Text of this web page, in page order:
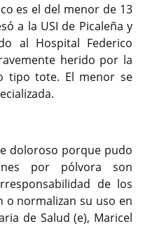
es el del menor de 13
a la USI de Picaleña y
al Hospital Federico
herido por la
tipo tote. El menor se
doloroso porque pudo
por pólvora son
de los
normalizan su uso en
de Salud (e), Maricel